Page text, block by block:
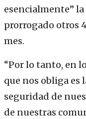
esencialmente”
prorrogado otros
mes.
“Por lo tanto, en
que nos obliga es
seguridad de
de nuestras